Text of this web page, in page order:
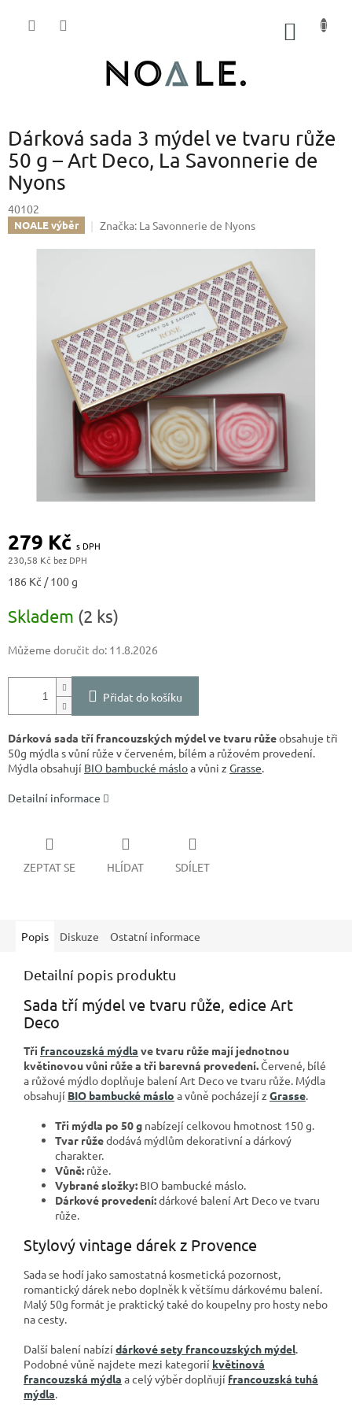
Dárková sada 3 mýdel ve tvaru růže
50 g – Art Deco, La Savonnerie de
Nyons
40102
NOALE výběr Značka: La Savonnerie de Nyons
279 Kč
230,58 Kč
Měrná
186 Kč / 100 g
Skladem (2 ks)
Můžeme doručit do: 11.8.2026
Přidat do košíku
Dárková sada tří francouzských mýdel ve tvaru růžeobsahuje tři
50g mýdla s vůní růže v červeném, bílém a růžovém provedení.
Mýdla obsahují BIO bambucké másloa vůni z Grasse.
Detailní informace
ZEPTAT SE HLÍDAT SDÍLET
Popis Diskuze Ostatní informace
Detailní popis produktu
Sada tří mýdel ve tvaru růže, edice Art
Deco
Tři francouzská mýdla ve tvaru růže mají jednotnou
květinovou vůni růže a tři barevná provedení.Červené, bílé
a růžové mýdlo doplňuje balení Art Deco ve tvaru růže. Mýdla
obsahují BIO bambucké máslo a vůně pocházejí z Grasse.
Tři mýdla po 50 g nabízejí celkovou hmotnost 150 g.
Tvar růžedodává mýdlům dekorativní a dárkový
charakter.
Vůně: růže.
Vybrané složky: BIO bambucké máslo.
Dárkové provedení:dárkové balení Art Deco ve tvaru
růže.
Stylový vintage dárek z Provence
Sada se hodí jako samostatná kosmetická pozornost,
romantický dárek nebo doplněk k většímu dárkovému balení.
Malý 50g formát je praktický také do koupelny pro hosty nebo
na cesty.
Další balení nabízí dárkové sety francouzských mýdel
Podobné vůně najdete mezi kategorií květinová
francouzská mýdla a celý výběr doplňují francouzská tuhá
mýdla